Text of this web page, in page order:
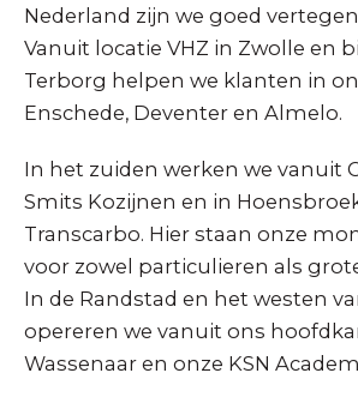
Nederland zijn we goed
Vanuit locatie VHZ in Zwolle en
Terborg helpen we klanten in
Enschede, Deventer en Almelo.
In het zuiden werken we vanuit
Smits Kozijnen en in
Transcarbo. Hier staan onze
voor zowel particulieren als
In de Randstad en het westen
opereren we vanuit ons
Wassenaar en onze KSN